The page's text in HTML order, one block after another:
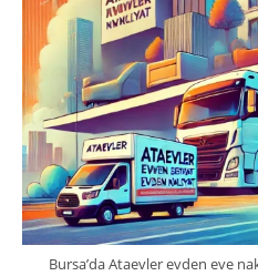
Bursa’da Ataevler evden eve